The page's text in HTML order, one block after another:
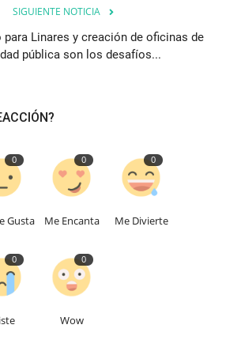
SIGUIENTE NOTICIA
para Linares y creación de oficinas de
pública son los desafíos...
0
Gusta
0
Me Encanta
0
Me Divierte
0 0
Wow